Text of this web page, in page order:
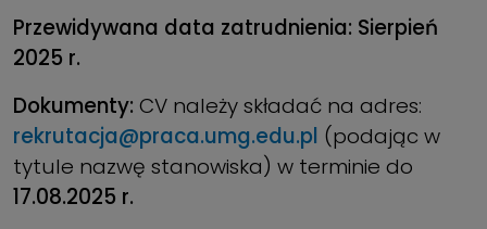
Przewidywana data zatrudnienia: Sierpień
2025 r.
Dokumenty: CV należy składać na adres:
rekrutacja@praca.umg.edu.pl (podając w
tytule nazwę stanowiska) w terminie do
17.08.2025 r.